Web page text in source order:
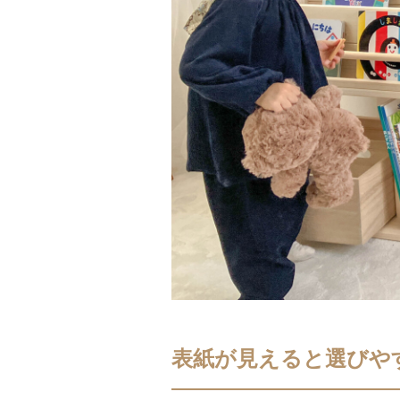
表紙が見えると選びや